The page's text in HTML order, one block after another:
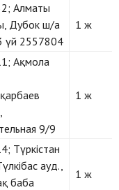
Алматы
Дубок ш/а
үй 2557804
1 ж
Ақмола
9/9
1 ж
Түркістан
ауд.,
баба
1 ж